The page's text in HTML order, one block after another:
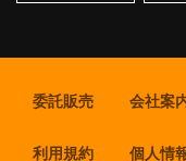
委託販売 会社案
利用規約 個人情